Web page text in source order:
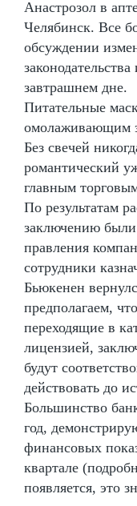
Анастрозол в
Челябинск. Все
обсуждении
завтрашнем дне.
Питательные
омолаживающим
Без свечей
романтический
главным
По результатам
заключению были
правления
сотрудники
Бьюкенен
предполагаем,
переходящие в
лицензией,
будут
действовать до
Большинство
год,
финансовых
квартале
появляется, это